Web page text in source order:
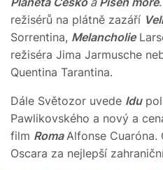
režisérů na plátně zazáří
Sorrentina, Melancholie
režiséra Jima Jarmusche
Quentina Tarantina.
Dále Světozor uvede Idu
Pawlikovského a nový a
film Roma Alfonse
Oscara za nejlepší